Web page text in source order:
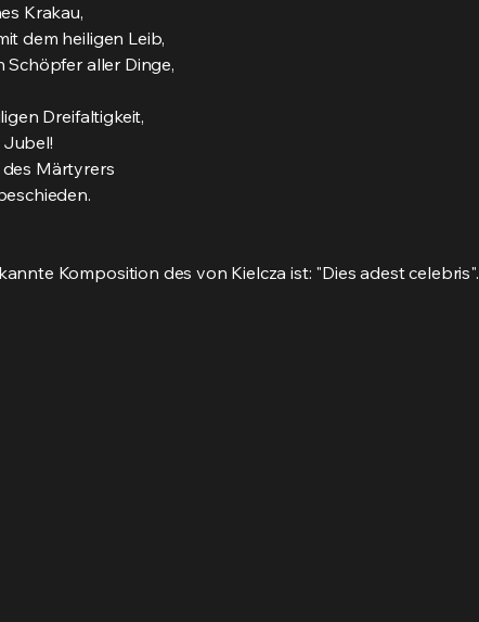
Krakau,
dem heiligen Leib,
Schöpfer aller Dinge,
Dreifaltigkeit,
Jubel!
Märtyrers
Komposition des von Kielcza ist: "Dies adest celebris".